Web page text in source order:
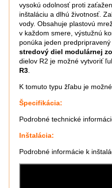
vysokú odolnosť proti
inštaláciu a dlhú životnosť.
vody. Obsahuje plastovú
v každom smere, výstužnú
ponúka jeden
stredový diel modulárnej
dielov R2 je možné vytvoriť
R3
K tomuto typu žľabu je
Špecifikácia:
Podrobné technické
Inštalácia:
Podrobné informácie k